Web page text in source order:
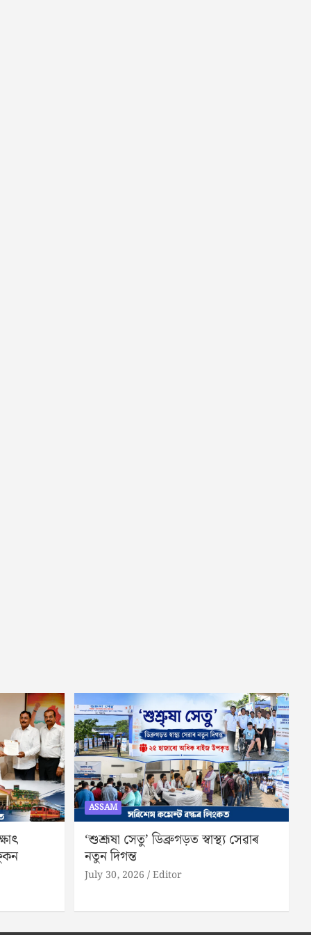
ASSAM
‘শুশ্ৰূষা সেতু’ ডিব্ৰুগড়ত স্বাস্থ্য সেৱাৰ
নতুন দিগন্ত
July 30, 2026 Editor